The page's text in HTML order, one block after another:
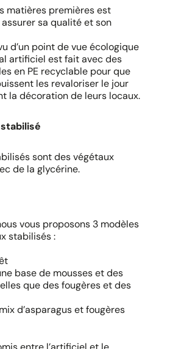
matières premières est
sa qualité et son
d’un point de vue écologique
artificiel est fait avec des
en PE recyclable pour que
les revaloriser le jour
la décoration de leurs locaux.
sont des végétaux
de la glycérine.
vous proposons 3 modèles
stabilisés :
base de mousses et des
que des fougères et des
d’asparagus et fougères